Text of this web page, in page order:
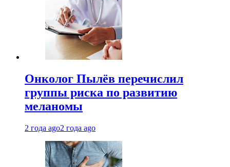
Онколог Пылёв перечислил
группы риска по развитию
меланомы
2 года ago2 года ago